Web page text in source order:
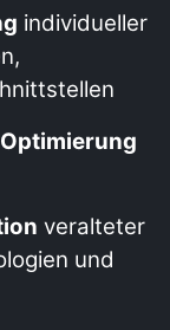
individueller
veralteter
und